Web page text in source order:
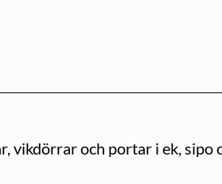
och portar i ek, sipo